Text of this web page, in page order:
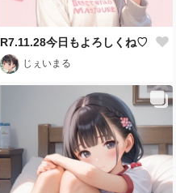
R7.11.28今日もよろしくね♡
じぇいまる